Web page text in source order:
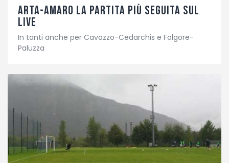
Arta-Amaro la partita più seguita sul
Live
In tanti anche per Cavazzo-Cedarchis e Folgore-
Paluzza